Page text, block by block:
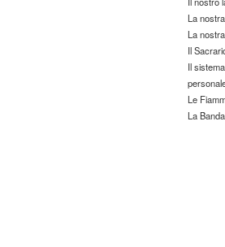
La
La
Il
Il
Le
La